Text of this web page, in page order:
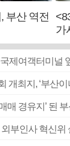
부산 역전
가
제여객터미널
개최지, ‘부산
매 경유지’ 된
부인사 혁신위